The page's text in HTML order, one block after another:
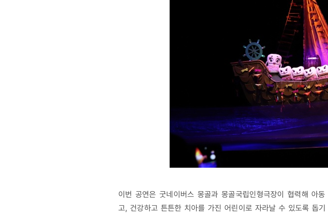
이번 공연은 굿네이버스 몽골과 몽골국립인형극장이 협력해 아
고, 건강하고 튼튼한 치아를 가진 어린이로 자라날 수 있도록 돕